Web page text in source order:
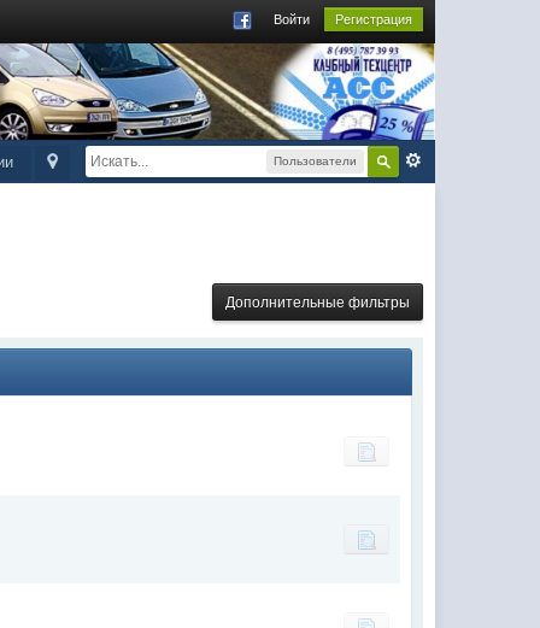
Войти Регистрация
Пользователи
Дополнительные фильтры